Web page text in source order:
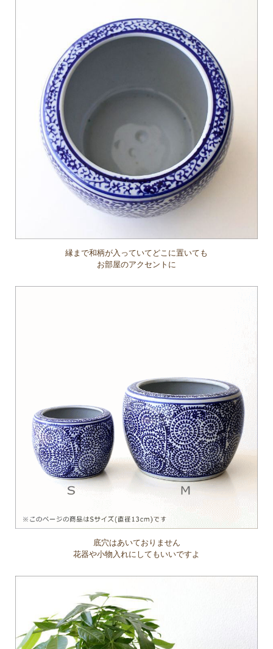
縁まで和柄が入っていてどこに置いても
お部屋のアクセントに
底穴はあいておりません
花器や小物入れにしてもいいですよ